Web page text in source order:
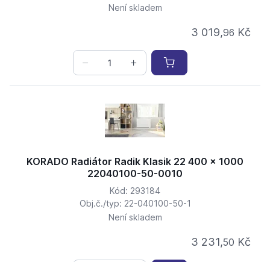
Není skladem
3 019,96 Kč
KORADO Radiátor Radik Klasik 22 400 x 1000
22040100-50-0010
Kód: 293184
Obj.č./typ: 22-040100-50-1
Není skladem
3 231,50 Kč